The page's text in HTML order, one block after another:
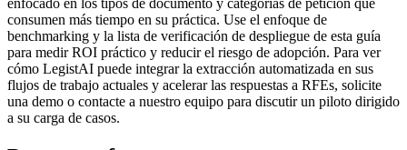
enfocado en los tipos de documento y categorías de petición que
consumen más tiempo en su práctica. Use el enfoque de
benchmarking y la lista de verificación de despliegue de esta guía
para medir ROI práctico y reducir el riesgo de adopción. Para ver
cómo LegistAI puede integrar la extracción automatizada en sus
flujos de trabajo actuales y acelerar las respuestas a RFEs, solicite
una demo o contacte a nuestro equipo para discutir un piloto dirigido
a su carga de casos.